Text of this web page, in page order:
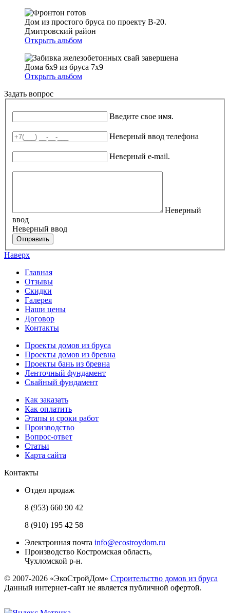
Дом из простого бруса по проекту В-20.
Дмитровский район
Открыть альбом
Дома 6х9 из бруса 7х9
Открыть альбом
Задать вопрос
Введите свое имя.
Неверный ввод телефона
Неверный e-mail.
Неверный
ввод
Неверный ввод
Отправить
Наверх
Главная
Отзывы
Скидки
Галерея
Наши цены
Договор
Контакты
Проекты домов из бруса
Проекты домов из бревна
Проекты бань из бревна
Ленточный фундамент
Свайный фундамент
Как заказать
Как оплатить
Этапы и сроки работ
Производство
Вопрос-ответ
Статьи
Карта сайта
Контакты
Отдел продаж
8 (953) 660 90 42
8 (910) 195 42 58
Электронная почта info@ecostroydom.ru
Производство Костромская область,
Чухломской р-н.
© 2007-2026 «ЭкоСтройДом» Строительство домов из бруса
Данный интернет-сайт не является публичной офертой.